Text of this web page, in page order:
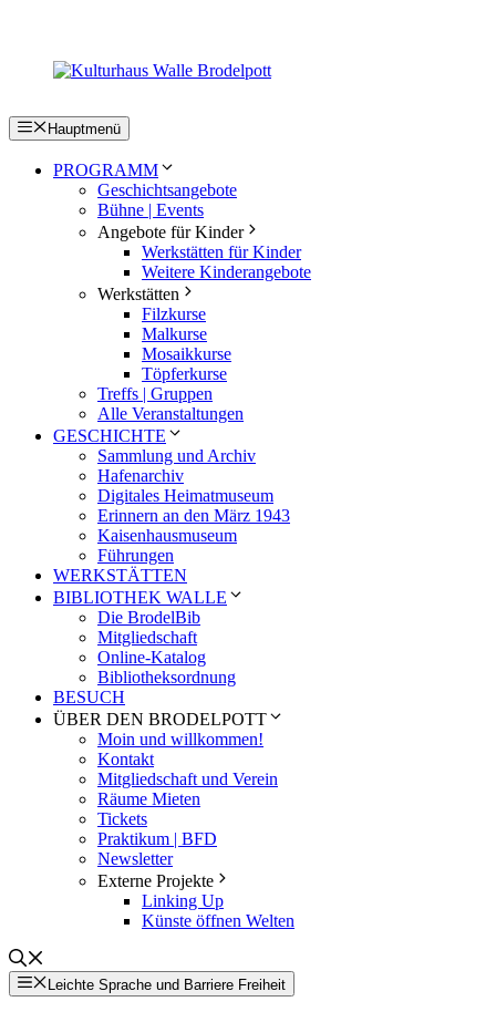
springen
Hauptmenü
PROGRAMM
Geschichtsangebote
Bühne | Events
Angebote für Kinder
Werkstätten für Kinder
Weitere Kinderangebote
Werkstätten
Filzkurse
Malkurse
Mosaikkurse
Töpferkurse
Treffs | Gruppen
Alle Veranstaltungen
GESCHICHTE
Sammlung und Archiv
Hafenarchiv
Digitales Heimatmuseum
Erinnern an den März 1943
Kaisenhausmuseum
Führungen
WERKSTÄTTEN
BIBLIOTHEK WALLE
Die BrodelBib
Mitgliedschaft
Online-Katalog
Bibliotheksordnung
BESUCH
ÜBER DEN BRODELPOTT
Moin und willkommen!
Kontakt
Mitgliedschaft und Verein
Räume Mieten
Tickets
Praktikum | BFD
Newsletter
Externe Projekte
Linking Up
Künste öffnen Welten
Leichte Sprache und Barriere Freiheit